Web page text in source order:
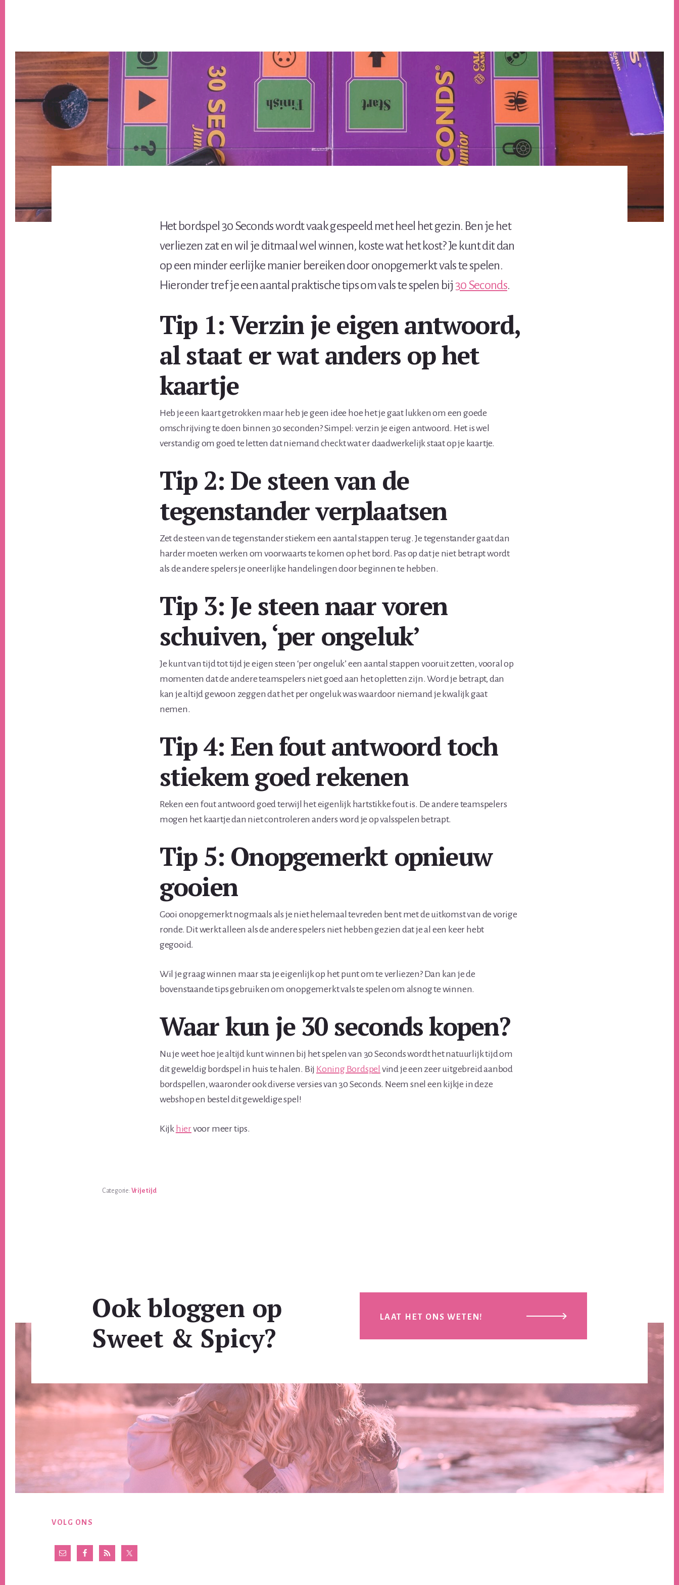
Het bordspel 30 Seconds wordt vaak gespeeld met heel het gezin. Ben je het
verliezen zat en wil je ditmaal wel winnen, koste wat het kost? Je kunt dit dan
op een minder eerlijke manier bereiken door onopgemerkt vals te spelen.
Hieronder tref je een aantal praktische tips om vals te spelen bij 30 Seconds.
Tip 1: Verzin je eigen antwoord,
al staat er wat anders op het
kaartje
Heb je een kaart getrokken maar heb je geen idee hoe het je gaat lukken om een goede
omschrijving te doen binnen 30 seconden? Simpel: verzin je eigen antwoord. Het is wel
verstandig om goed te letten dat niemand checkt wat er daadwerkelijk staat op je kaartje.
Tip 2: De steen van de
tegenstander verplaatsen
Zet de steen van de tegenstander stiekem een aantal stappen terug. Je tegenstander gaat dan
harder moeten werken om voorwaarts te komen op het bord. Pas op dat je niet betrapt wordt
als de andere spelers je oneerlijke handelingen door beginnen te hebben.
Tip 3: Je steen naar voren
schuiven, ‘per ongeluk’
Je kunt van tijd tot tijd je eigen steen ‘per ongeluk’ een aantal stappen vooruit zetten, vooral op
momenten dat de andere teamspelers niet goed aan het opletten zijn. Word je betrapt, dan
kan je altijd gewoon zeggen dat het per ongeluk was waardoor niemand je kwalijk gaat
nemen.
Tip 4: Een fout antwoord toch
stiekem goed rekenen
Reken een fout antwoord goed terwijl het eigenlijk hartstikke fout is. De andere teamspelers
mogen het kaartje dan niet controleren anders word je op valsspelen betrapt.
Tip 5: Onopgemerkt opnieuw
gooien
Gooi onopgemerkt nogmaals als je niet helemaal tevreden bent met de uitkomst van de vorige
ronde. Dit werkt alleen als de andere spelers niet hebben gezien dat je al een keer hebt
gegooid.
Wil je graag winnen maar sta je eigenlijk op het punt om te verliezen? Dan kan je de
bovenstaande tips gebruiken om onopgemerkt vals te spelen om alsnog te winnen.
Waar kun je 30 seconds kopen?
Nu je weet hoe je altijd kunt winnen bij het spelen van 30 Seconds wordt het natuurlijk tijd om
dit geweldig bordspel in huis te halen. Bij Koning Bordspel vind je een zeer uitgebreid aanbod
bordspellen, waaronder ook diverse versies van 30 Seconds. Neem snel een kijkje in deze
webshop en bestel dit geweldige spel!
Kijk hiervoor meer tips.
Categorie: Vrije tijd
Ook bloggen op
Sweet & Spicy?
LAAT HET ONS WETEN!
Footer
VOLG ONS